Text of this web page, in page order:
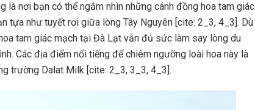
là nơi bạn có thể ngắm nhìn những cánh đồng hoa tam giác
tựa như tuyết rơi giữa lòng Tây Nguyên [cite: 2_3, 4_3]. Dù
tam giác mạch tại Đà Lạt vẫn đủ sức làm say lòng du
Các địa điểm nổi tiếng để chiêm ngưỡng loài hoa này là
trường Dalat Milk [cite: 2_3, 3_3, 4_3].